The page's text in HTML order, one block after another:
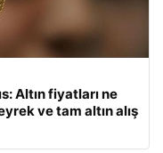
Altın fiyatları ne
ve tam altın alış